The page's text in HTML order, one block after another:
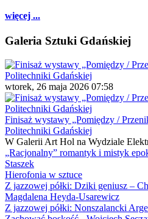
więcej ...
Galeria Sztuki Gdańskiej
wtorek, 26 maja 2026 07:58
Finisaż wystawy „Pomiędzy /
Politechniki Gdańskiej
W Galerii Art Hol na Wydziale
„Racjonalny” romantyk i mistyk
Staszek
Hierofonia w sztuce
Z jazzowej półki: Dziki geniusz –
Magdalena Heyda-Usarewicz
Z jazzowej półki: Nonszalancki